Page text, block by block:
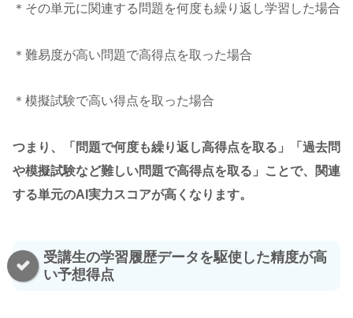
＊その単元に関連する問題を何度も繰り返し学習した場合
＊難易度が高い問題で高得点を取った場合
＊模擬試験で高い得点を取った場合
つまり、「問題で何度も繰り返し高得点を取る」「過去問
や模擬試験など難しい問題で高得点を取る」ことで、関連
する単元のAI実力スコアが高くなります。
受講生の学習履歴データを駆使した精度が高
い予想得点